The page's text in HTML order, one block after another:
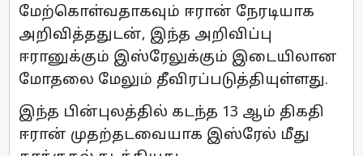
மேற்கொள்வதாகவும் ஈரான் நேரடியாக
அறிவித்ததுடன், இந்த அறிவிப்பு
ஈரானுக்கும் இஸ்ரேலுக்கும் இடையிலான
மோதலை மேலும் தீவிரப்படுத்தியுள்ளது.
இந்த பின்புலத்தில் கடந்த 13 ஆம் திகதி
ஈரான் முதற்தடவையாக இஸ்ரேல் மீது